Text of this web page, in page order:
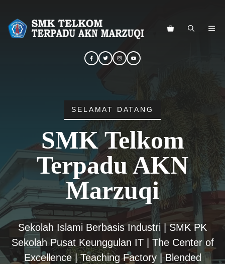
SELAMAT DATANG
SMK Telkom
Terpadu AKN
Marzuqi
Sekolah Islami Berbasis Industri | SMK PK
Sekolah Pusat Keunggulan IT | The Center of
Excellence | Teaching Factory | Blended